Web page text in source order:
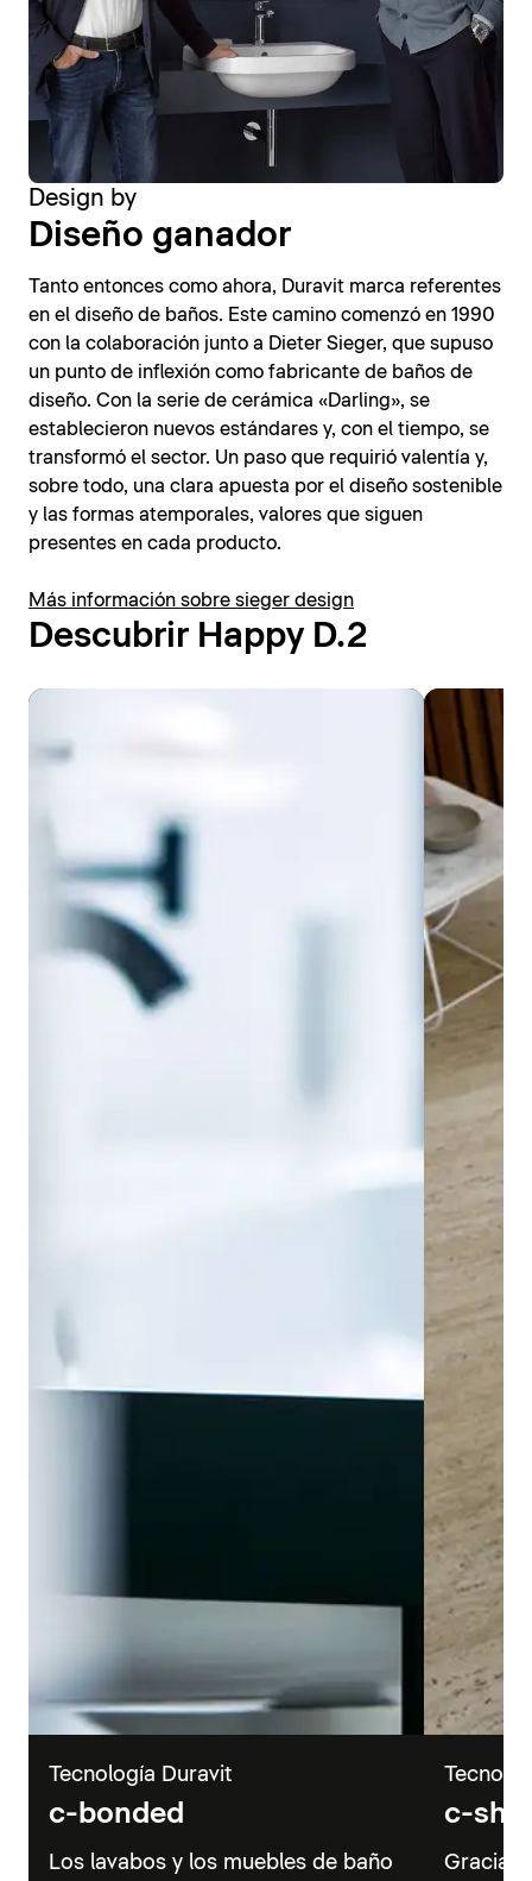
Design by
Diseño ganador
Tanto entonces como ahora, Duravit marca referentes
en el diseño de baños. Este camino comenzó en 1990
con la colaboración junto a Dieter Sieger, que supuso
un punto de inflexión como fabricante de baños de
diseño. Con la serie de cerámica «Darling», se
establecieron nuevos estándares y, con el tiempo, se
transformó el sector. Un paso que requirió valentía y,
sobre todo, una clara apuesta por el diseño sostenible
y las formas atemporales, valores que siguen
presentes en cada producto.
Más información sobre sieger design
Descubrir Happy D.2
Tecnología Duravit
c-bonded
Los lavabos y los muebles de baño
c-
Gracias